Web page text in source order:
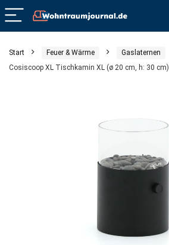
Start Feuer & Wärme Gaslaternen
Cosiscoop XL Tischkamin XL (ø 20 cm, h: 30 cm)